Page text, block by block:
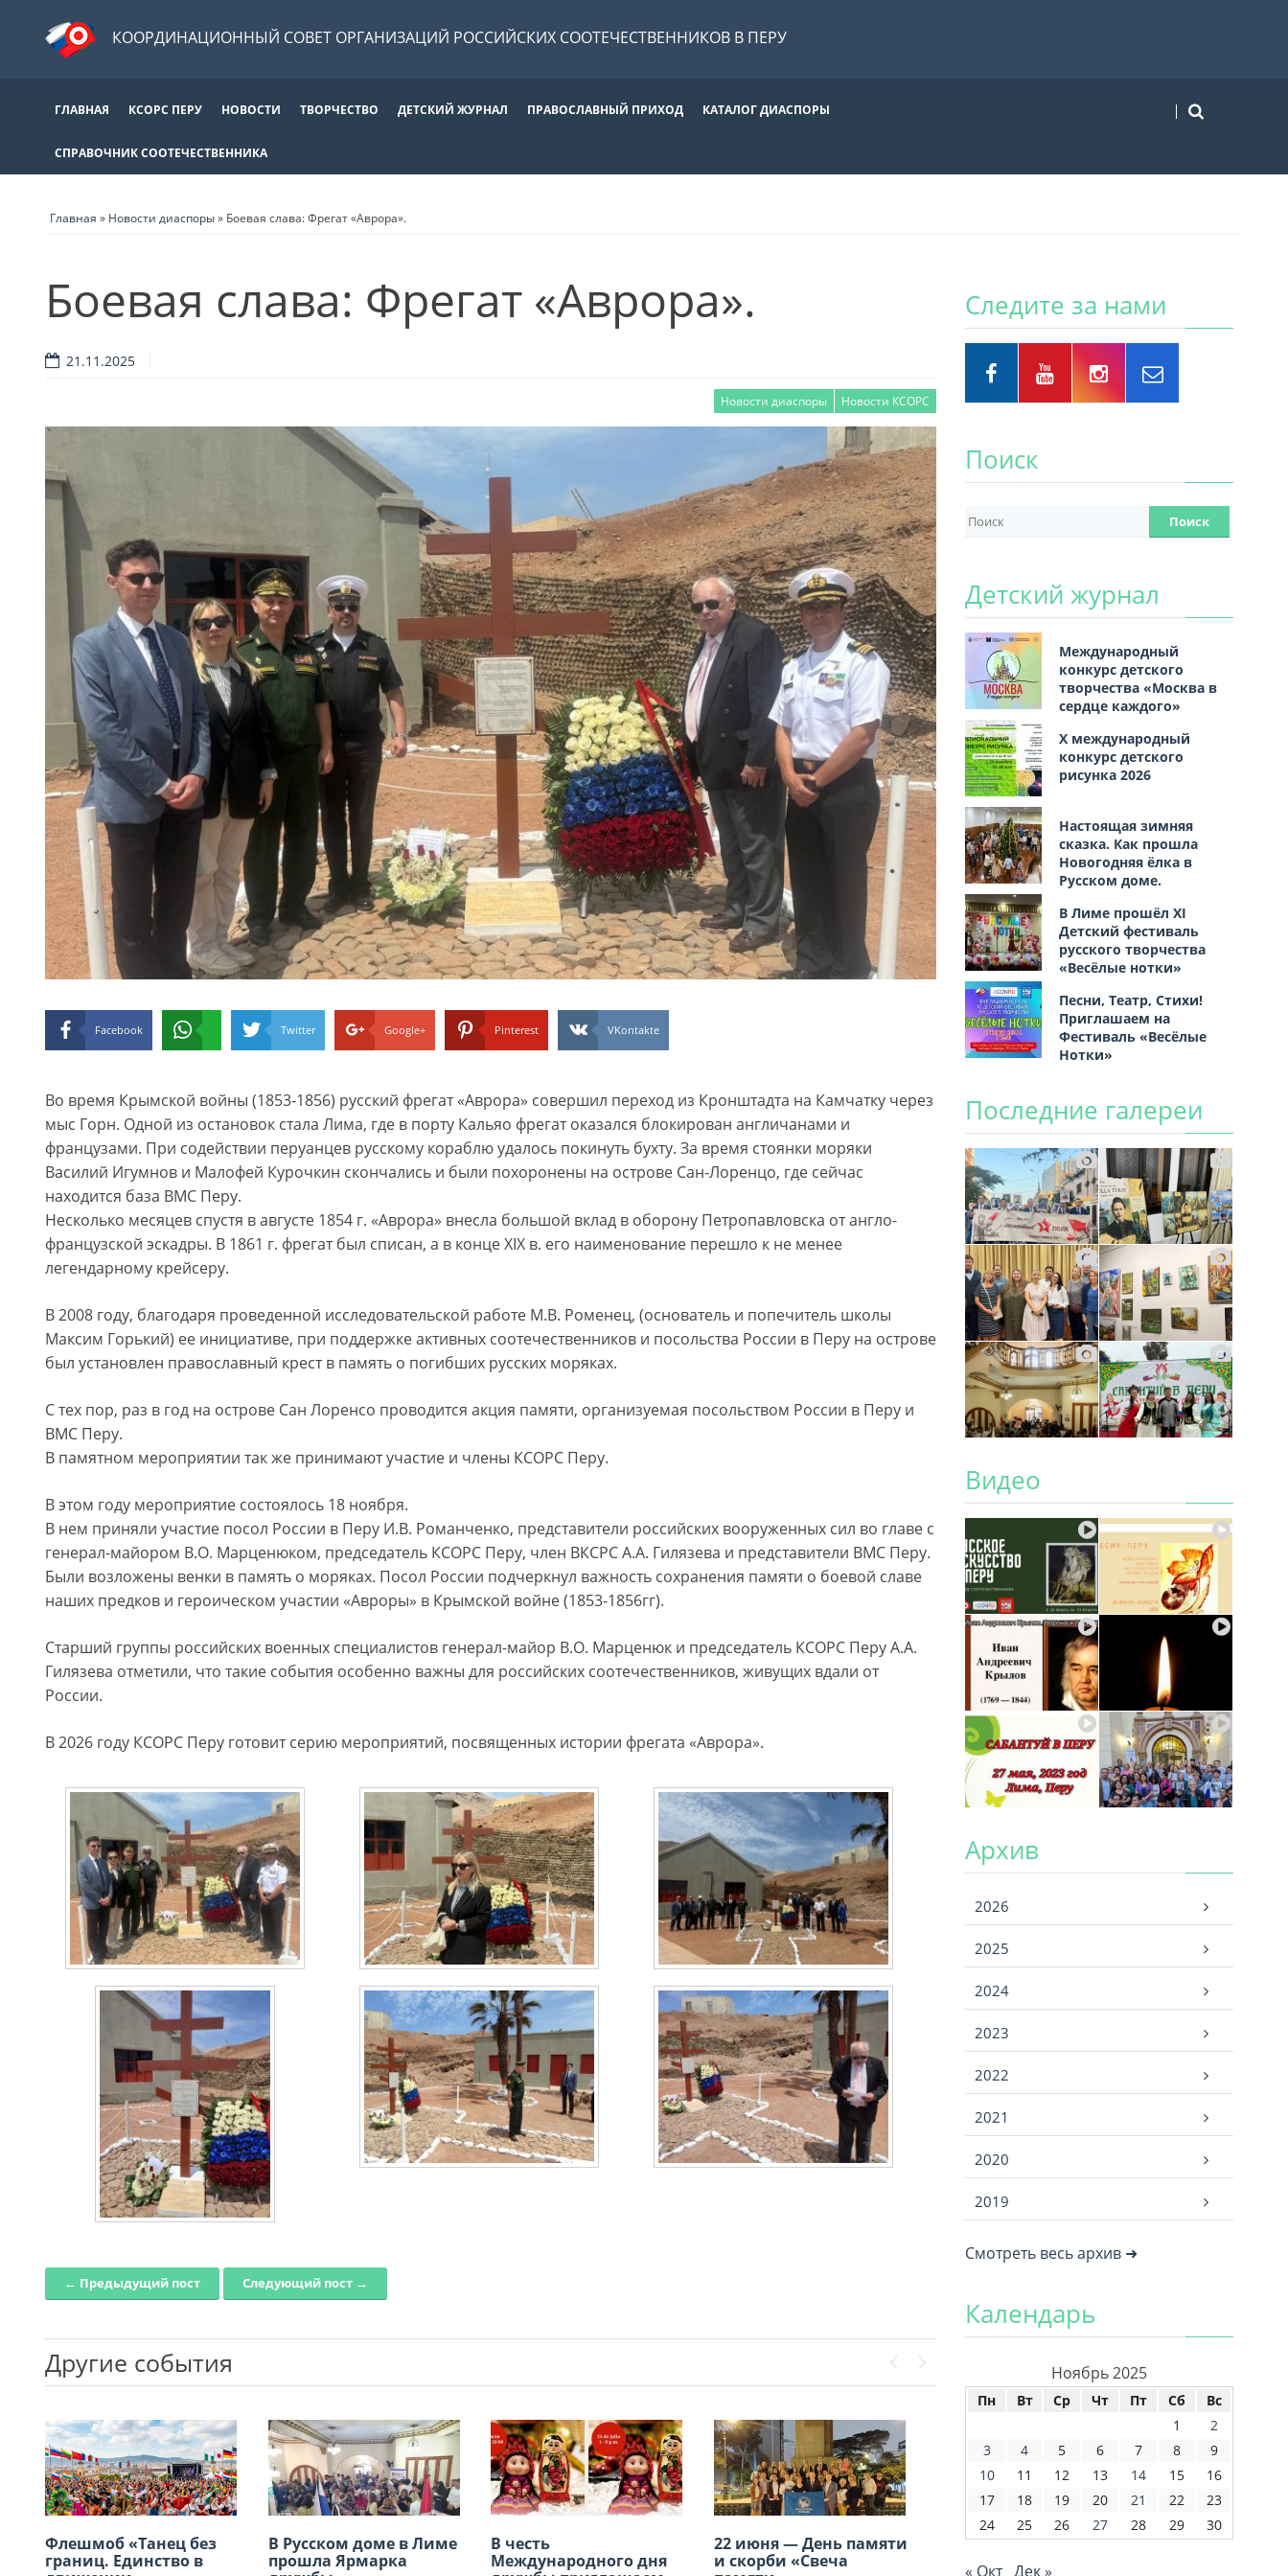
КООРДИНАЦИОННЫЙ СОВЕТ ОРГАНИЗАЦИЙ РОССИЙСКИХ СООТЕЧЕСТВЕННИКОВ В ПЕРУ
ГЛАВНАЯ КСОРС ПЕРУ НОВОСТИ ТВОРЧЕСТВО ДЕТСКИЙ ЖУРНАЛ ПРАВОСЛАВНЫЙ ПРИХОД КАТАЛОГ ДИАСПОРЫ
СПРАВОЧНИК СООТЕЧЕСТВЕННИКА
Главная » Новости диаспоры» Боевая слава: Фрегат «Аврора».
Боевая слава: Фрегат «Аврора».
21.11.2025
Новости диаспоры Новости КСОРС
Facebook Twitter Google+ Pinterest VKontakte
Во время Крымской войны (1853-1856) русский фрегат «Аврора» совершил переход из Кронштадта на Камчатку через
мыс Горн. Одной из остановок стала Лима, где в порту Кальяо фрегат оказался блокирован англичанами и
французами. При содействии перуанцев русскому кораблю удалось покинуть бухту. За время стоянки моряки
Василий Игумнов и Малофей Курочкин скончались и были похоронены на острове Сан-Лоренцо, где сейчас
находится база ВМС Перу.
Несколько месяцев спустя в августе 1854 г. «Аврора» внесла большой вклад в оборону Петропавловска от англо-
французской эскадры. В 1861 г. фрегат был списан, а в конце XIX в. его наименование перешло к не менее
легендарному крейсеру.
В 2008 году, благодаря проведенной исследовательской работе М.В. Роменец, (основатель и попечитель школы
Максим Горький) ее инициативе, при поддержке активных соотечественников и посольства России в Перу на острове
был установлен православный крест в память о погибших русских моряках.
С тех пор, раз в год на острове Сан Лоренсо проводится акция памяти, организуемая посольством России в Перу и
ВМС Перу.
В памятном мероприятии так же принимают участие и члены КСОРС Перу.
В этом году мероприятие состоялось 18 ноября.
В нем приняли участие посол России в Перу И.В. Романченко, представители российских вооруженных сил во главе с
генерал-майором В.О. Марценюком, председатель КСОРС Перу, член ВКСРС А.А. Гилязева и представители ВМС Перу.
Были возложены венки в память о моряках. Посол России подчеркнул важность сохранения памяти о боевой славе
наших предков и героическом участии «Авроры» в Крымской войне (1853-1856гг).
Старший группы российских военных специалистов генерал-майор В.О. Марценюк и председатель КСОРС Перу А.А.
Гилязева отметили, что такие события особенно важны для российских соотечественников, живущих вдали от
России.
В 2026 году КСОРС Перу готовит серию мероприятий, посвященных истории фрегата «Аврора».
Post navigation
← Предыдущий пост Следующий пост →
Другие события
Флешмоб «Танец без
границ. Единство в
В Русском доме в Лиме
прошла Ярмарка
В честь
Международного дня
22 июня — День памяти
и скорби «Свеча
XVIII Региональная
конференция
Заседание ВКС
россйских
Международный
конкурс детского
VII Региональная
молодежная
Следите за нами
Поиск
Детский журнал
Международный
конкурс детского
творчества «Москва в
сердце каждого»
Х международный
конкурс детского
рисунка 2026
Настоящая зимняя
сказка. Как прошла
Новогодняя ёлка в
Русском доме.
В Лиме прошёл XI
Детский фестиваль
русского творчества
«Весёлые нотки»
Песни, Театр, Стихи!
Приглашаем на
Фестиваль «Весёлые
Нотки»
Последние галереи
Видео
Архив
2026
2025
2024
2023
2022
2021
2020
2019
Смотреть весь архив ➜
Календарь
Ноябрь 2025
Пн Вт Ср Чт Пт Сб
Вс
1
2
3
4 5 6 7 8
9
10
11 12 13 14 15
16
17
18 19 20 21 22
23
24
25 26 27 28 29 30
« Окт Дек »